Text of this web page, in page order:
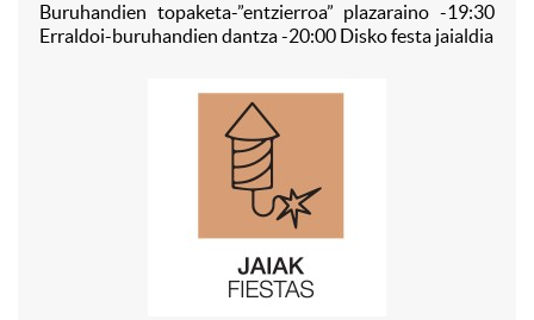
Buruhandien topaketa-”entzierroa” plazaraino -19:30
Erraldoi-buruhandien dantza -20:00 Disko festa jaialdia